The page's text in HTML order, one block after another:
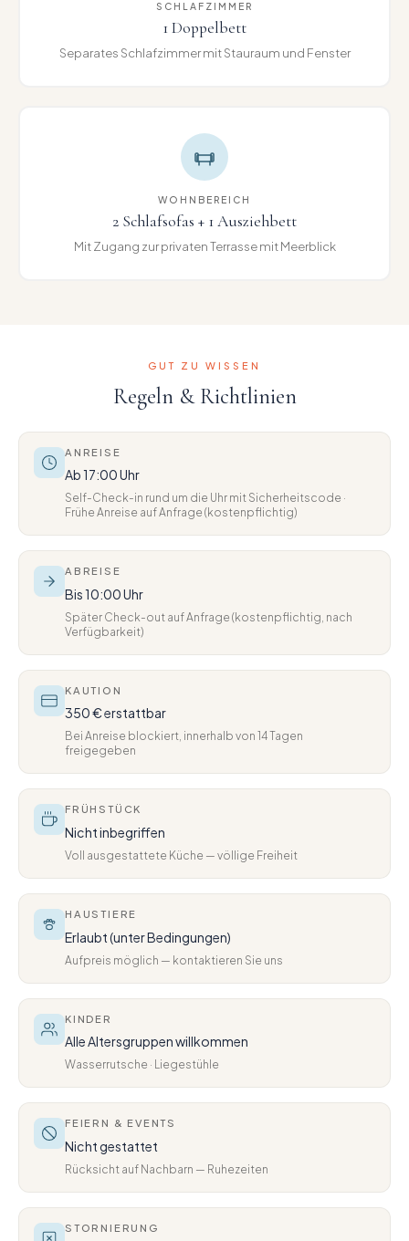
SCHLAFZIMMER
1 Doppelbett
Separates Schlafzimmer mit Stauraum und Fenster
WOHNBEREICH
2 Schlafsofas + 1 Ausziehbett
Mit Zugang zur privaten Terrasse mit Meerblick
GUT ZU WISSEN
Regeln & Richtlinien
ANREISE
Ab 17:00 Uhr
Self-Check-in rund um die Uhr mit Sicherheitscode ·
Frühe Anreise auf Anfrage (kostenpflichtig)
ABREISE
Bis 10:00 Uhr
Später Check-out auf Anfrage (kostenpflichtig, nach
Verfügbarkeit)
KAUTION
350 € erstattbar
Bei Anreise blockiert, innerhalb von 14 Tagen
freigegeben
FRÜHSTÜCK
Nicht inbegriffen
Voll ausgestattete Küche — völlige Freiheit
HAUSTIERE
Erlaubt (unter Bedingungen)
Aufpreis möglich — kontaktieren Sie uns
KINDER
Alle Altersgruppen willkommen
Wasserrutsche · Liegestühle
FEIERN & EVENTS
Nicht gestattet
Rücksicht auf Nachbarn — Ruhezeiten
STORNIERUNG